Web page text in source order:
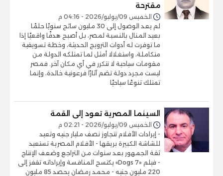
مقترحة
الخميس 09/يوليو/2026 - 04:16 م
لم يعد الوصول إلى 30 مليون سائح سنويًا حلمًا
بعيد المنال بالنسبة لمصر، بل أصبح هدفًا واقعيًا إذا
ما توفرت له أدوات الترويج الحديثة، وخطة تسويقية
متكاملة، واستغلالا أمثل لما تمتلكه الدولة من
مقومات سياحية لا تتكرر في أي مكان آخر. فمصر
ليست مجرد دولة تضم آثارًا فرعونية خالدة، وإنما
تمتلك تنوعًا سياحيًا
السينما المصرية تعود إلى القمة
الخميس 09/يوليو/2026 - 02:21 م
- إيرادات الأفلام تتجاوز نصف مليار جنيه وتعيد
للشاشة الكبيرة بريقها - الأفلام المصرية تستعيد
ثقة الجمهور بعد سنوات من التراجع وضعف الإنتاج
- فيلم «7 Dogs» يكتسح المنافسة وإيراداته تقفز إلى
220 مليون جنيه - محمد رمضان يحصد 85 مليون